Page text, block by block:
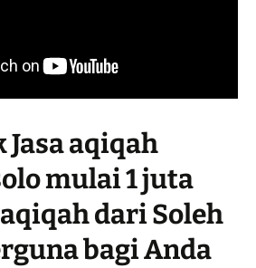
aqiqah
mulai 1 juta
dari Soleh
bagi Anda